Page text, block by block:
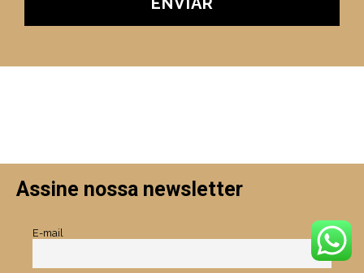
Assine nossa newsletter
E-mail